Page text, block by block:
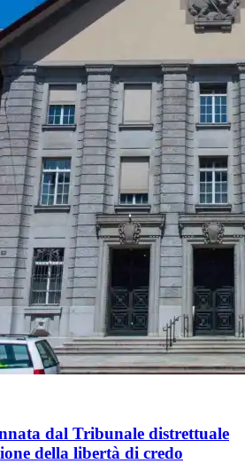
dal Tribunale distrettuale
della libertà di credo